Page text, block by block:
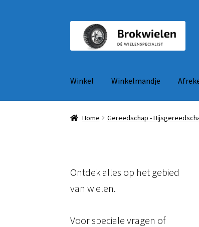
door
naar
naar
de
Winkel
Winkelmandje
Home Gereedschap -
Ontdek alles op het gebied
van wielen.
Voor speciale vragen of